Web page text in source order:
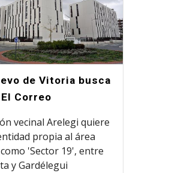
de Vitoria busca
Correo
vecinal Arelegi quiere
propia al área
'Sector 19', entre
y Gardélegui